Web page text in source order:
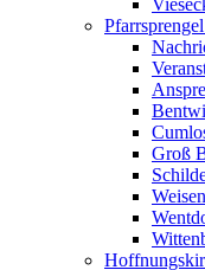
Groß
Weisen